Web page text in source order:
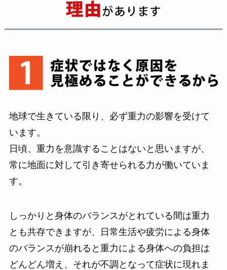
地球で生きている限り、必ず重力の影響を受けて
います。
日頃、重力を意識することはないと思いますが、
常に地面に対して引き寄せられる力が働いていま
す。
しっかりと身体のバランスがとれている間は重力
とも共存できますが、日常生活や疲労による身体
のバランスが崩れると重力による身体への負担は
どんどん増え、それが不調となって症状に現れま